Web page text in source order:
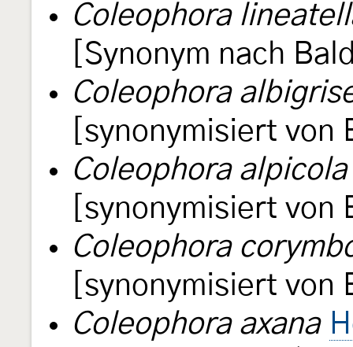
Coleophora
[Synonym nach
Coleophora
[synonymisiert
Coleophora alpicola
[synonymisiert
Coleophora
[synonymisiert
Coleophora axana